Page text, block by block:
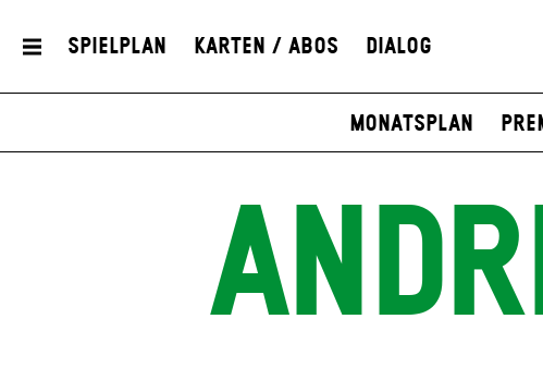
Spielplan Karten / Abos Dialog
Monatsplan